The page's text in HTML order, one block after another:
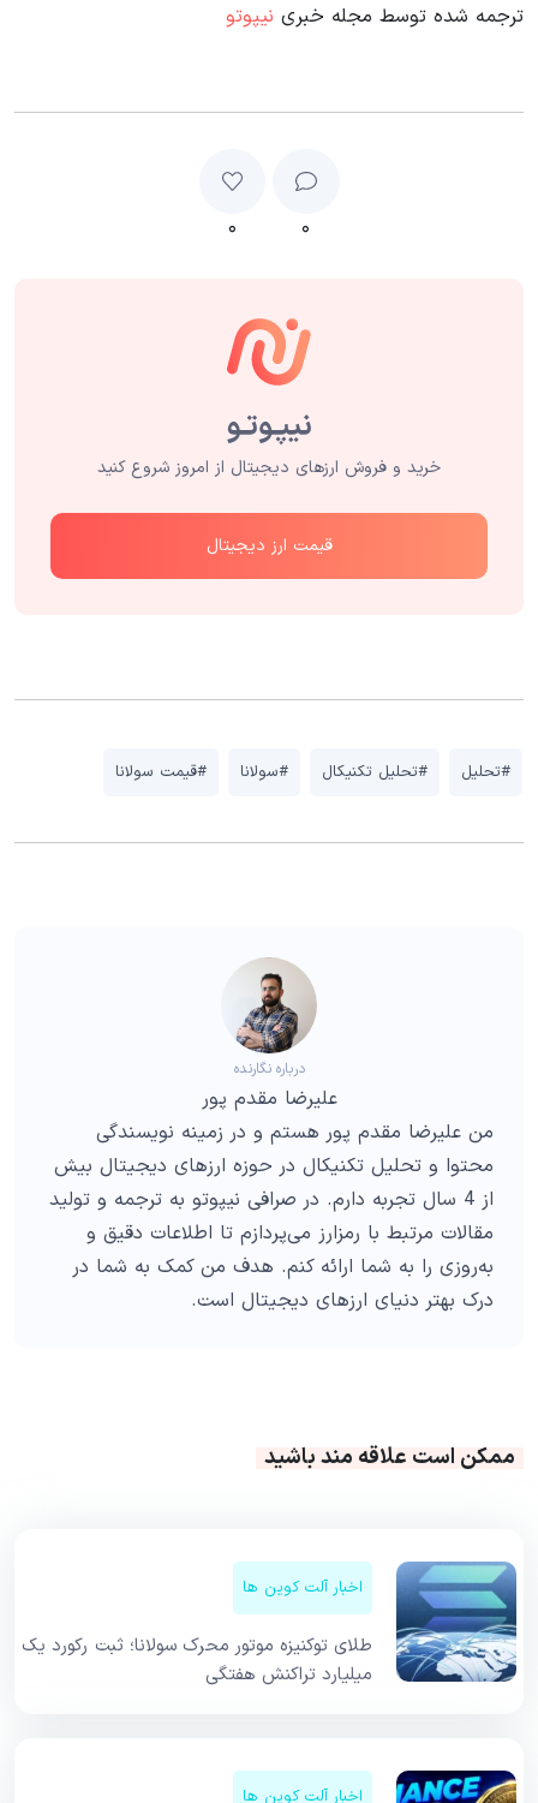
ترجمه شده توسط مجله خبری نیپوتو
۰ ۰
خرید و فروش ارزهای دیجیتال از امروز شروع کنید
قیمت ارز دیجیتال
#تحلیل #تحلیل تکنیکال #سولانا #قیمت سولانا
درباره نگارنده
علیرضا مقدم پور
من علیرضا مقدم پور هستم و در زمینه نویسندگی
محتوا و تحلیل تکنیکال در حوزه ارزهای دیجیتال بیش
از 4 سال تجربه دارم. در صرافی نیپوتو به ترجمه و تولید
مقالات مرتبط با رمزارز می‌پردازم تا اطلاعات دقیق و
به‌روزی را به شما ارائه کنم. هدف من کمک به شما در
درک بهتر دنیای ارزهای دیجیتال است.
ممکن است علاقه مند باشید
اخبار آلت کوین ها
طلای توکنیزه موتور محرک سولانا؛ ثبت رکورد یک
میلیارد تراکنش هفتگی
اخبار آلت کوین ها